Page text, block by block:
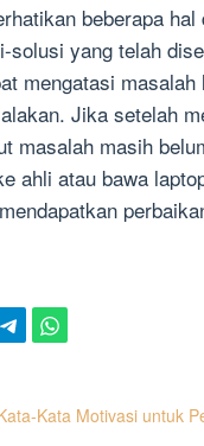
beberapa
solusi yang telah
mengatasi
Jika setelah
masalah masih
ahli atau bawa
Kata Motivasi untuk